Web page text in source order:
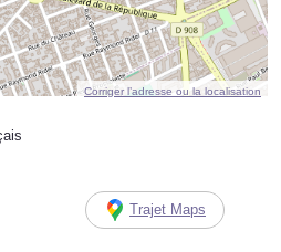
Corriger l’adresse ou la localisation
Trajet Maps